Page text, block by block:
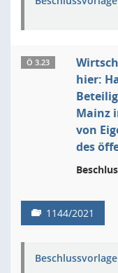
Ö 3.23
hier:
Mainz
von
des
1144/2021